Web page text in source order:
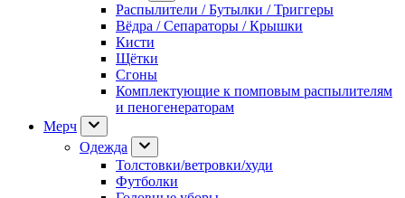
Распылители / Бутылки / Триггеры
Вёдра / Сепараторы / Крышки
Кисти
Щётки
Сгоны
Комплектующие к помповым распылителям
и пеногенераторам
Мерч
Одежда
Толстовки/ветровки/худи
Футболки